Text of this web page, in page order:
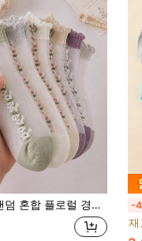
량 짧은 양말, 부드럽고 편안한, 일상, 직장, 학교, 캐주얼 착용에 적합 -
재